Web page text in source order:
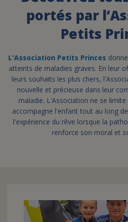
ESPACE
JE DEVIENS
BÉNÉVOLE
portés par
Petits
L'Association Petits Princes
atteints de maladies graves. En leur
leurs souhaits les plus chers,
nouvelle et précieuse dans leur
maladie. L'Association ne se limite
accompagne l'enfant tout au long
l'expérience du rêve lorsque la
renforce son moral et